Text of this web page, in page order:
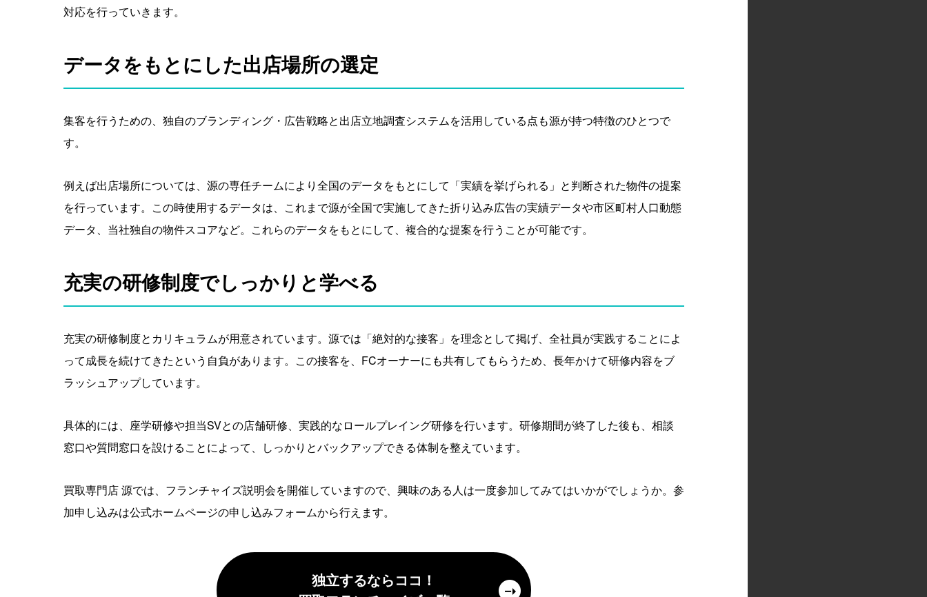
対応を行っていきます。
データをもとにした出店場所の選定
集客を行うための、独自のブランディング・広告戦略と出店立地調査システムを活用している点も源が持つ特徴のひとつで
す。
例えば出店場所については、源の専任チームにより全国のデータをもとにして「実績を挙げられる」と判断された物件の提案
を行っています。この時使用するデータは、これまで源が全国で実施してきた折り込み広告の実績データや市区町村人口動態
データ、当社独自の物件スコアなど。これらのデータをもとにして、複合的な提案を行うことが可能です。
充実の研修制度でしっかりと学べる
充実の研修制度とカリキュラムが用意されています。源では「絶対的な接客」を理念として掲げ、全社員が実践することによ
って成長を続けてきたという自負があります。この接客を、FCオーナーにも共有してもらうため、長年かけて研修内容をブ
ラッシュアップしています。
具体的には、座学研修や担当SVとの店舗研修、実践的なロールプレイング研修を行います。研修期間が終了した後も、相談
窓口や質問窓口を設けることによって、しっかりとバックアップできる体制を整えています。
買取専門店 源では、フランチャイズ説明会を開催していますので、興味のある人は一度参加してみてはいかがでしょうか。参
加申し込みは公式ホームページの申し込みフォームから行えます。
独立するならココ！